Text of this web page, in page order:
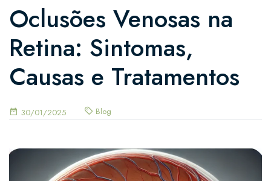
Oclusões Venosas na
Retina: Sintomas,
Causas e Tratamentos
30/01/2025 Blog